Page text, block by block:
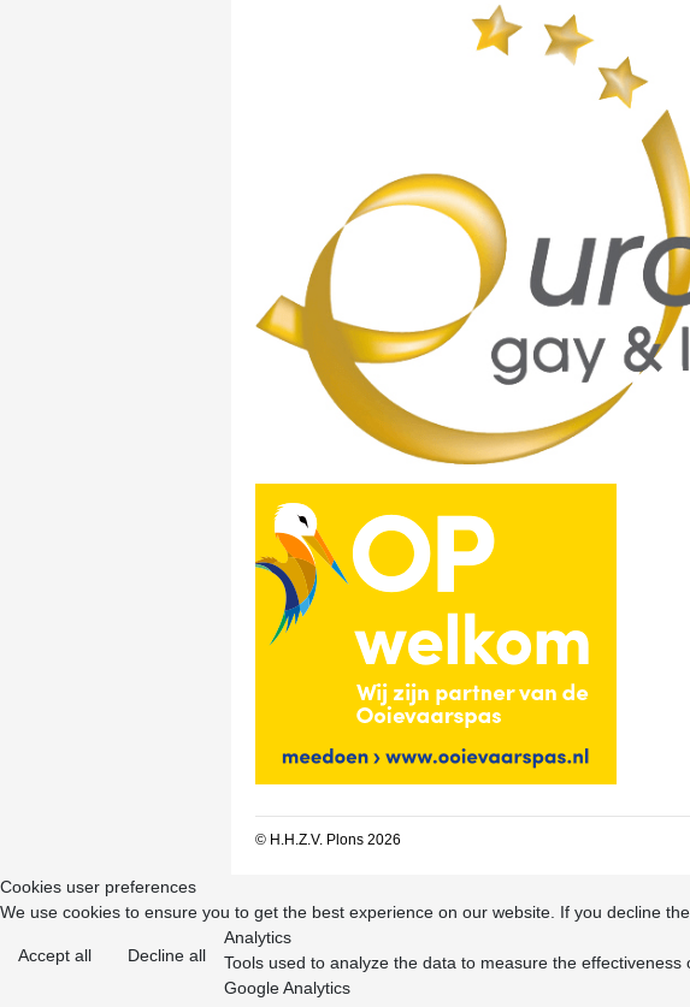
© H.H.Z.V. Plons 2026
Cookies user preferences
We use cookies to ensure you to get the best experience on our website. If you decline
Accept all Decline all
Analytics
Tools used to analyze the data to measure the
Google Analytics